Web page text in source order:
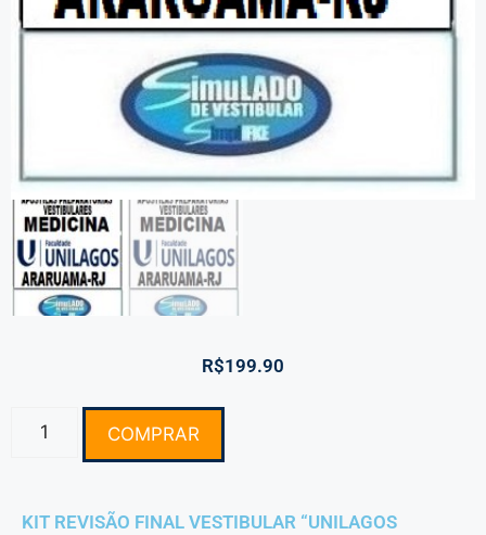
R$199.90
COMPRAR
KIT REVISÃO FINAL VESTIBULAR “UNILAGOS